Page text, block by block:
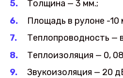
Толщина — 3 мм.;
Площадь в рулоне -10
Теплопроводность —
Теплоизоляция — 0,
Звукоизоляция — 20